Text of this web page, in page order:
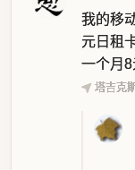
我的移
元日租
一个月8
塔吉克